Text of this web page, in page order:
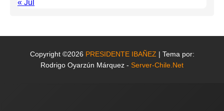
« Jul
Copyright ©2026 PRESIDENTE IBAÑEZ | Tema por:
Rodrigo Oyarzún Márquez - Server-Chile.Net